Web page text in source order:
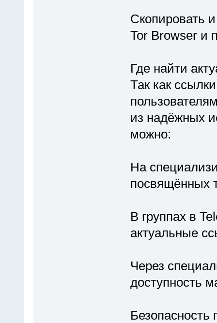
Скопировать
Tor Browser и
Где найти
Так как
из надёжных
можно:
На
посвящённых
В группах в
актуальные
Через
доступность
Безопасность